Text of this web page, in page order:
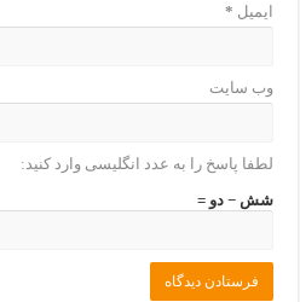
ایمیل *
وب‌ سایت
لطفا پاسخ را به عدد انگلیسی وارد کنید:
شش − دو =